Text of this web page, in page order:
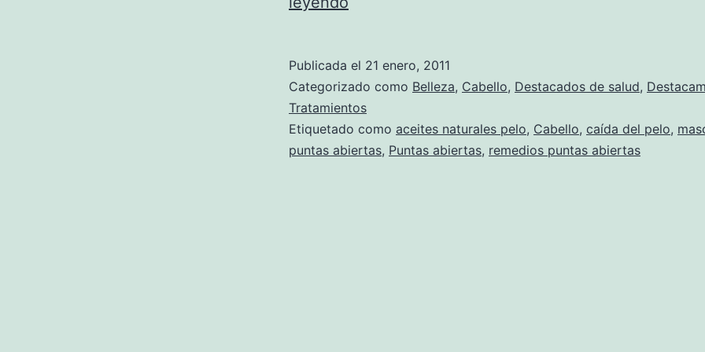
Publicada el 21 enero, 2011
Categorizado como Belleza, Cabello, Destacados de salud,
Tratamientos
Etiquetado como aceites naturales pelo, Cabello, caída del pelo,
puntas abiertas, Puntas abiertas, remedios puntas abiertas